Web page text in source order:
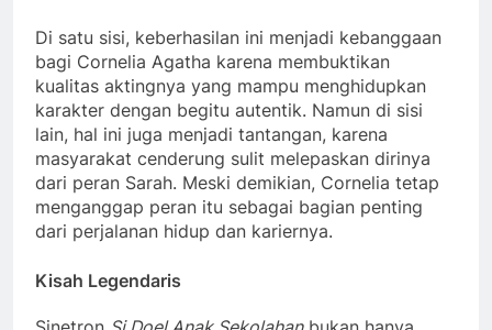
Di satu sisi, keberhasilan ini menjadi kebanggaan
bagi Cornelia Agatha karena membuktikan
kualitas aktingnya yang mampu menghidupkan
karakter dengan begitu autentik. Namun di sisi
lain, hal ini juga menjadi tantangan, karena
masyarakat cenderung sulit melepaskan dirinya
dari peran Sarah. Meski demikian, Cornelia tetap
menganggap peran itu sebagai bagian penting
dari perjalanan hidup dan kariernya.
Kisah Legendaris